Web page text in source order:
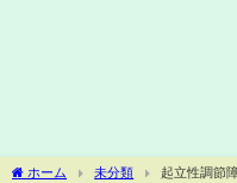
ホーム 未分類
起立性調節